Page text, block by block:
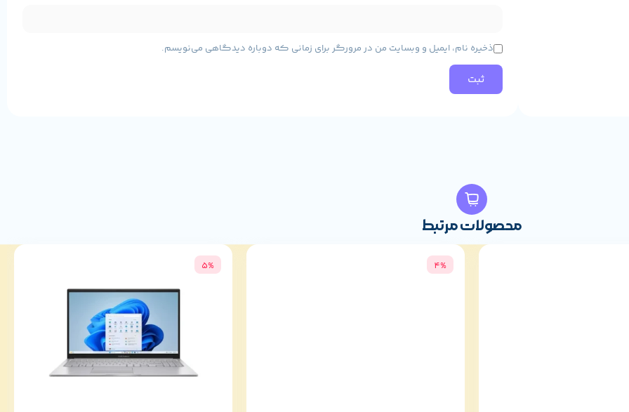
ذخیره نام، ایمیل و وبسایت من در مرورگر برای زمانی که دوباره دیدگاهی می‌نویسم.
محصولات مرتبط
4%
5%